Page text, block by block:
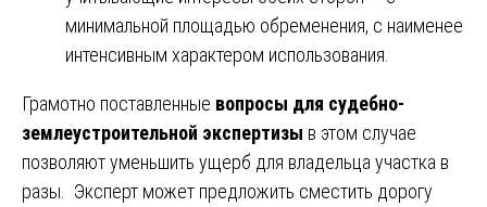
минимальной площадью обременения, с наименее
интенсивным характером использования.
Грамотно поставленные вопросы для судебно-
землеустроительной экспертизы в этом случае
позволяют уменьшить ущерб для владельца участка в
разы. Эксперт может предложить сместить дорогу